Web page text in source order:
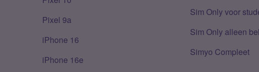
Pixel 9a
iPhone 16
iPhone 16e
Sim Only voor
Sim Only alleen
Simyo Compleet